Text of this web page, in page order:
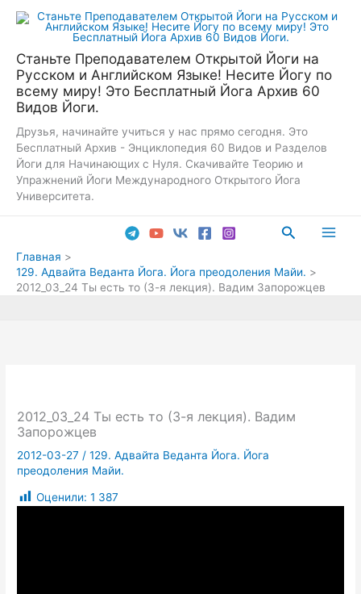
Перейти
Станьте Преподавателем Открытой Йоги на
Русском и Английском Языке! Несите Йогу по
всему миру! Это Бесплатный Йога Архив 60
Видов Йоги.
Друзья, начинайте учиться у нас прямо сегодня. Это
Бесплатный Архив - Энциклопедия 60 Видов и Разделов
Йоги для Начинающих с Нуля. Скачивайте Теорию и
Упражнений Йоги Международного Открытого Йога
Университета.
Поиск
Главная
129. Адвайта Веданта Йога. Йога преодоления Майи.
2012_03_24 Ты есть то (3-я лекция). Вадим Запорожцев
2012_03_24 Ты есть то (3-я лекция). Вадим
Запорожцев
2012-03-27 /129. Адвайта Веданта Йога. Йога
преодоления Майи.
Оценили: 1 387